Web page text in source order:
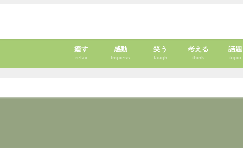
癒す
relax
感動
Impress
笑う
laugh
考える
think
話題
topic